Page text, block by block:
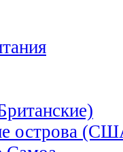
острова